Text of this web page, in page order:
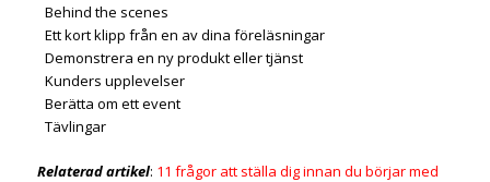
Behind the scenes
Ett kort klipp från en av dina föreläsningar
Demonstrera en ny produkt eller tjänst
Kunders upplevelser
Berätta om ett event
Tävlingar
Relaterad artikel: 11 frågor att ställa dig innan du börjar med